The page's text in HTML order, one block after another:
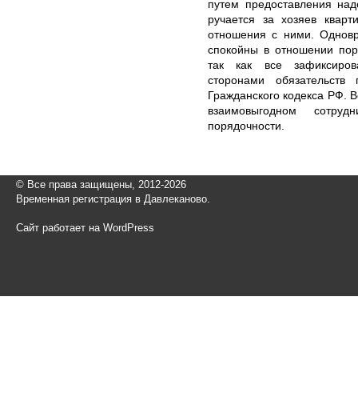
путем предоставления
ручается за хозяев
отношения с ними.
спокойны в отношении
так как все
сторонами
Гражданского кодекса РФ.
взаимовыгодном
порядочности.
© Все права защищены, 2012-2026
Временная регистрация в Давлеканово.
Сайт работает на WordPress